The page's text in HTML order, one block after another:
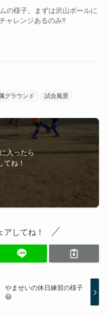
の様子。まずは沢山ボールに
ャレンジあるのみ‼️
グラウンド 試合風景
入ったら
てね！
アしてね！
やませいの休日練習の様子
😃